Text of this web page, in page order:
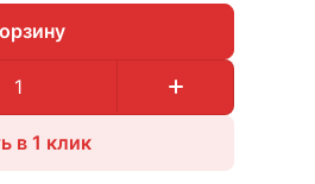
в 1 клик